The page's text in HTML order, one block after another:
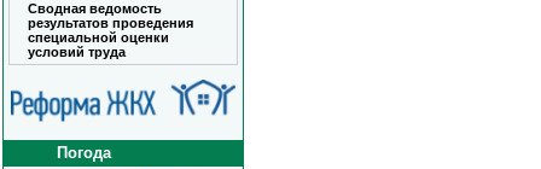
Сводная ведомость
результатов проведения
специальной оценки
условий труда
Погода